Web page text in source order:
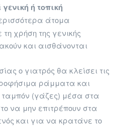
γενική ή τοπική
άτομα
χρήση της γενικής
και αισθάνονται
ο γιατρός θα κλείσει τις
ράμματα και
ταμπόν (γάζες) μέσα στα
να μην επιτρέπουν στα
και για να κρατάνε το